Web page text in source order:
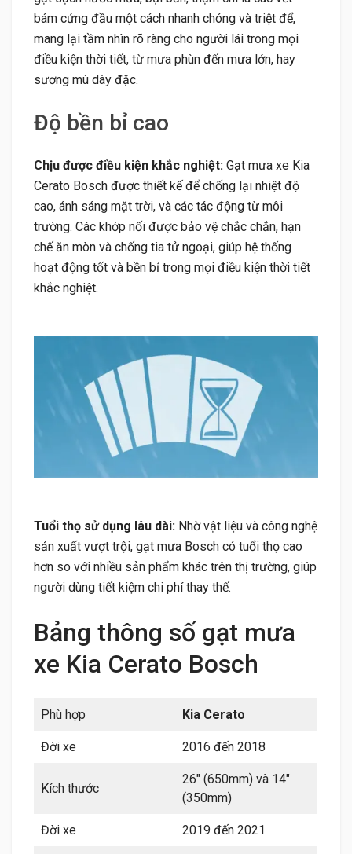
bám cứng đầu một cách nhanh chóng và triệt để,
mang lại tầm nhìn rõ ràng cho người lái trong mọi
điều kiện thời tiết, từ mưa phùn đến mưa lớn, hay
sương mù dày đặc.
Độ bền bỉ cao
Chịu được điều kiện khắc nghiệt: Gạt mưa xe Kia
Cerato Bosch được thiết kế để chống lại nhiệt độ
cao, ánh sáng mặt trời, và các tác động từ môi
trường. Các khớp nối được bảo vệ chắc chắn, hạn
chế ăn mòn và chống tia tử ngoại, giúp hệ thống
hoạt động tốt và bền bỉ trong mọi điều kiện thời tiết
khắc nghiệt.
Tuổi thọ sử dụng lâu dài: Nhờ vật liệu và công nghệ
sản xuất vượt trội, gạt mưa Bosch có tuổi thọ cao
hơn so với nhiều sản phẩm khác trên thị trường, giúp
người dùng tiết kiệm chi phí thay thế.
Bảng thông số gạt mưa
xe Kia Cerato Bosch
Phù hợp Kia Cerato
Đời xe 2016 đến 2018
Kích thước
26″ (650mm) và 14″
(350mm)
Đời xe 2019 đến 2021